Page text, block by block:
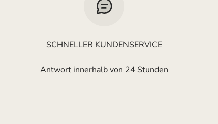
SCHNELLER KUNDENSERVICE
Antwort innerhalb von 24 Stunden